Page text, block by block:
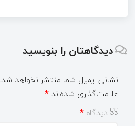
دیدگاهتان را بنویسید
نشانی ایمیل شما منتشر نخواهد شد.
علامت‌گذاری شده‌اند *
دیدگاه *